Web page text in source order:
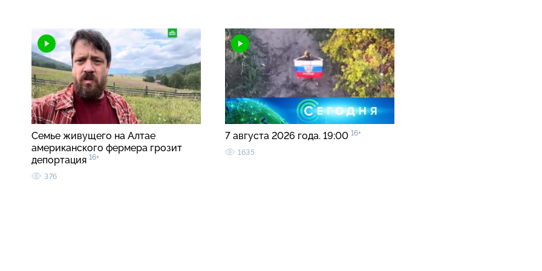
Семье живущего на Алтае
американского фермера грозит
депортация 16+
376
7 августа 2026 года. 19:00 16+
1635